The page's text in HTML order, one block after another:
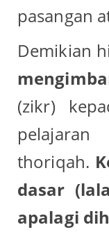
pasangan
Demikian
(zikr)
thoriqah.
dasar
apalagi